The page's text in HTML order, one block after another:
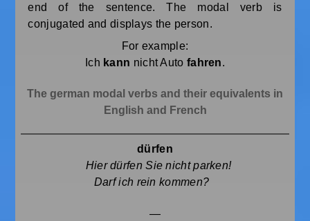
end of the sentence. The modal verb is
conjugated and displays the person.
For example:
Ich kann nicht Auto fahren.
The german modal verbs and their equivalents in
English and French
dürfen
Hier dürfen Sie nicht parken!
Darf ich rein kommen?
—